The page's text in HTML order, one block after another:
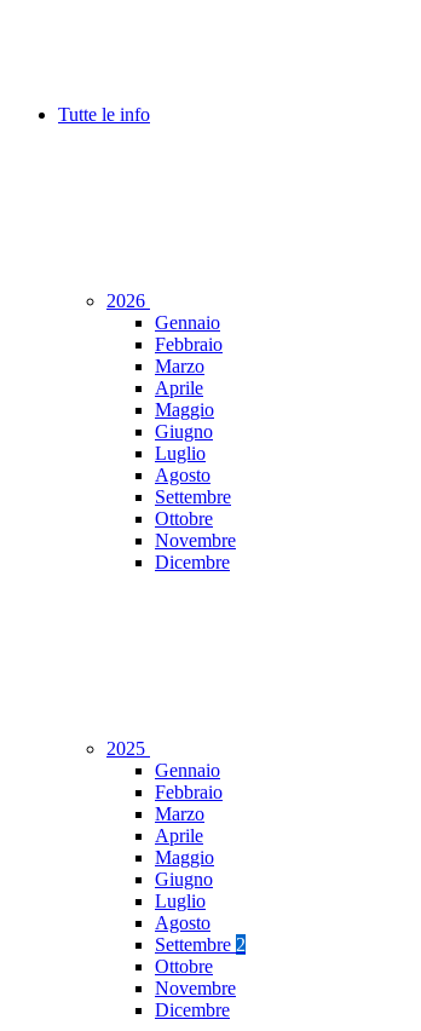
Tutte le info
2026
Gennaio
Febbraio
Marzo
Aprile
Maggio
Giugno
Luglio
Agosto
Settembre
Ottobre
Novembre
Dicembre
2025
Gennaio
Febbraio
Marzo
Aprile
Maggio
Giugno
Luglio
Agosto
Settembre 2
Ottobre
Novembre
Dicembre